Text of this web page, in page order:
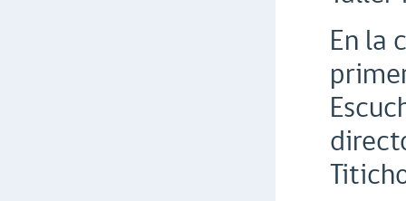
En la